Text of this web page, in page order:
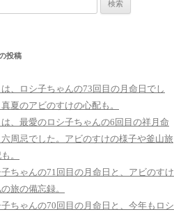
投稿
、ロシ子ちゃんの73回目の月命日でし
夏のアビのすけの心配も。
、最愛のロシ子ちゃんの6回目の祥月命
周忌でした。アビのすけの様子や釜山旅
。
ちゃんの71回目の月命日と、アビのすけ
旅の備忘録。
ちゃんの70回目の月命日と、今年もロシ